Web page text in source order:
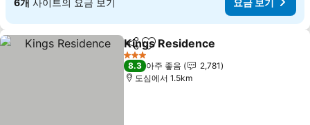
공유 즐겨찾기에 추가
Kings Residence
3 성급
8.3 아주 좋음
2,781
도심에서 1.5km